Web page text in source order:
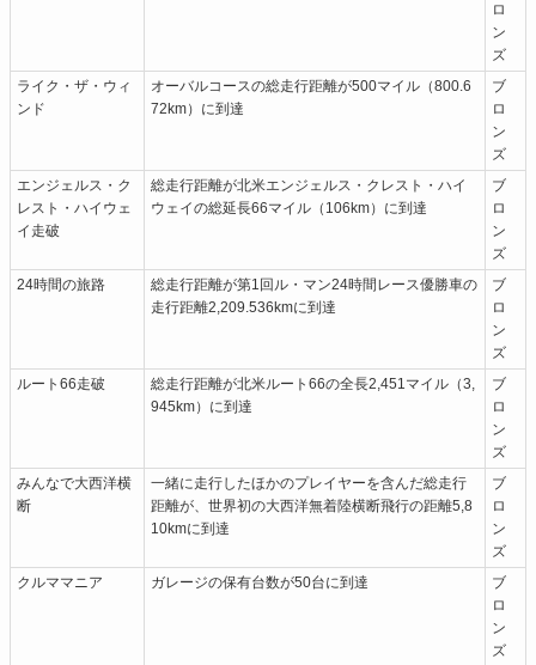
ロ
ン
ズ
ライク・ザ・ウィ
ンド
オーバルコースの総走行距離が500マイル（800.6
72km）に到達
ブ
ロ
ン
ズ
エンジェルス・ク
レスト・ハイウェ
イ走破
総走行距離が北米エンジェルス・クレスト・ハイ
ウェイの総延長66マイル（106km）に到達
ブ
ロ
ン
ズ
24時間の旅路
総走行距離が第1回ル・マン24時間レース優勝車の
走行距離2,209.536kmに到達
ブ
ロ
ン
ズ
ルート66走破
総走行距離が北米ルート66の全長2,451マイル（3,
945km）に到達
ブ
ロ
ン
ズ
みんなで大西洋横
断
一緒に走行したほかのプレイヤーを含んだ総走行
距離が、世界初の大西洋無着陸横断飛行の距離5,8
10kmに到達
ブ
ロ
ン
ズ
クルママニア
ガレージの保有台数が50台に到達
ブ
ロ
ン
ズ